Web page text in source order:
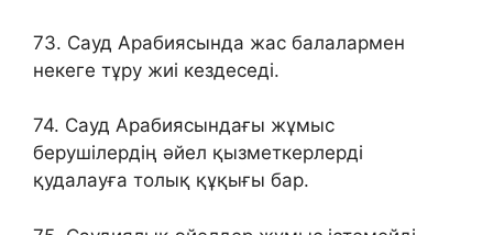
73. Сауд Арабиясында жас балалармен
некеге тұру жиі кездеседі.
74. Сауд Арабиясындағы жұмыс
берушілердің әйел қызметкерлерді
қудалауға толық құқығы бар.